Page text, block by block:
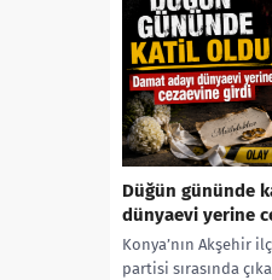
Düğün gününde
dünyaevi yerine
Konya’nın Akşehir
partisi sırasında